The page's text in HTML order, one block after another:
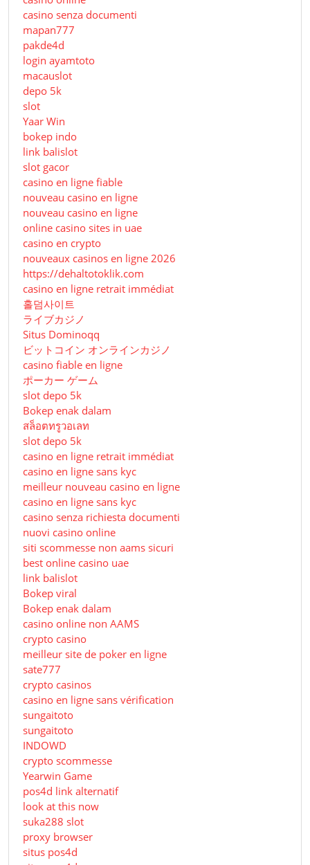
casino senza documenti
mapan777
pakde4d
login ayamtoto
macauslot
depo 5k
slot
Yaar Win
bokep indo
link balislot
slot gacor
casino en ligne fiable
nouveau casino en ligne
nouveau casino en ligne
online casino sites in uae
casino en crypto
nouveaux casinos en ligne 2026
https://dehaltotoklik.com
casino en ligne retrait immédiat
홀덤사이트
ライブカジノ
Situs Dominoqq
ビットコイン オンラインカジノ
casino fiable en ligne
ポーカー ゲーム
slot depo 5k
Bokep enak dalam
สล็อตทรูวอเลท
slot depo 5k
casino en ligne retrait immédiat
casino en ligne sans kyc
meilleur nouveau casino en ligne
casino en ligne sans kyc
casino senza richiesta documenti
nuovi casino online
siti scommesse non aams sicuri
best online casino uae
link balislot
Bokep viral
Bokep enak dalam
casino online non AAMS
crypto casino
meilleur site de poker en ligne
sate777
crypto casinos
casino en ligne sans vérification
sungaitoto
sungaitoto
INDOWD
crypto scommesse
Yearwin Game
pos4d link alternatif
look at this now
suka288 slot
proxy browser
situs pos4d